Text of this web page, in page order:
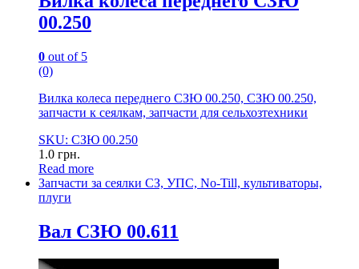
00.250
0 out of 5
(0)
Вилка колеса переднего СЗЮ 00.250, СЗЮ 00.250,
запчасти к сеялкам, запчасти для сельхозтехники
SKU: СЗЮ 00.250
1.0 грн.
Read more
Запчасти за сеялки СЗ, УПС, No-Till, культиваторы,
плуги
Вал СЗЮ 00.611